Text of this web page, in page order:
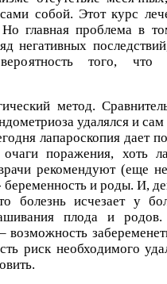
собой. Этот курс
главная проблема в
негативных
того, что
метод.
удалялся и
лапароскопия дает
очаги поражения, хоть
врачи рекомендуют (еще
и роды. И,
болезнь исчезает у
плода и родов.
возможность
риск необходимого